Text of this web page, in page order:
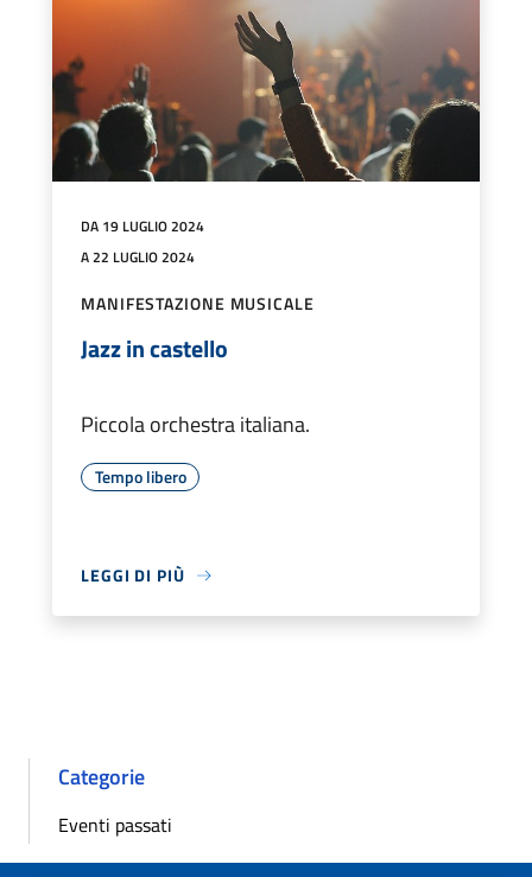
DA 19 LUGLIO 2024
A 22 LUGLIO 2024
MANIFESTAZIONE MUSICALE
Jazz in castello
Piccola orchestra italiana.
Tempo libero
LEGGI DI PIÙ
Categorie
Eventi passati